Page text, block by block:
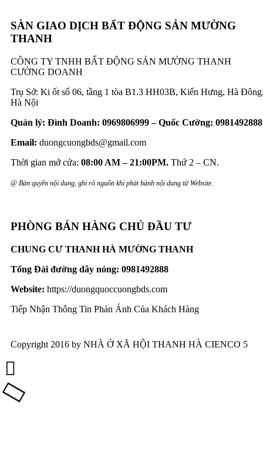
SÀN GIAO DỊCH BẤT ĐỘNG SẢN MƯỜNG
THANH
CÔNG TY TNHH BẤT ĐỘNG SẢN MƯỜNG THANH
CƯỜNG DOANH
Trụ Sở: Ki ốt số 06, tầng 1 tòa B1.3 HH03B, Kiến Hưng, Hà
Hà Nội
Quản lý: Đình Doanh: 0969806999 – Quốc Cường: 0981492888
Email: duongcuongbds@gmail.com
Thời gian mở cửa: 08:00 AM – 21:00PM. Thứ 2 – CN.
@ Bản quyền nội dung, ghi rõ nguồn khi phát hành nội dung từ Website.
PHÒNG BÁN HÀNG CHỦ ĐẦU TƯ
CHUNG CƯ THANH HÀ MƯỜNG THANH
Tổng Đài đường dây nóng: 0981492888
Website: https://duongquoccuongbds.com
Tiếp Nhận Thông Tin Phản Ánh Của Khách Hàng
Copyright 2016 by NHÀ Ở XÃ HỘI THANH HÀ CIENCO 5